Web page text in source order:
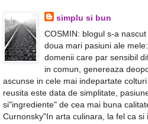
simplu si bun
COSMIN: blogul s-a
doua mari pasiuni ale
domenii care par sensibil
in comun, genereaza
ascunse in cele mai indepartate
reusita este data de simplitate,
si"ingrediente" de cea mai buna
Curnonsky"In arta culinara, la fel ca